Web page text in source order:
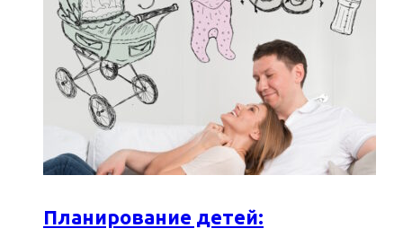
Планирование детей: